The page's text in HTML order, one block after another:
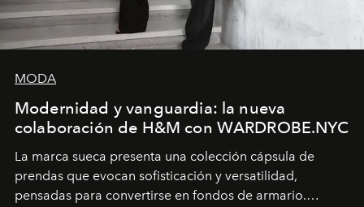
MODA
Modernidad y vanguardia: la nueva
colaboración de H&M con WARDROBE.NYC
La marca sueca presenta una colección cápsula de
prendas que evocan sofisticación y versatilidad,
pensadas para convertirse en fondos de armario.